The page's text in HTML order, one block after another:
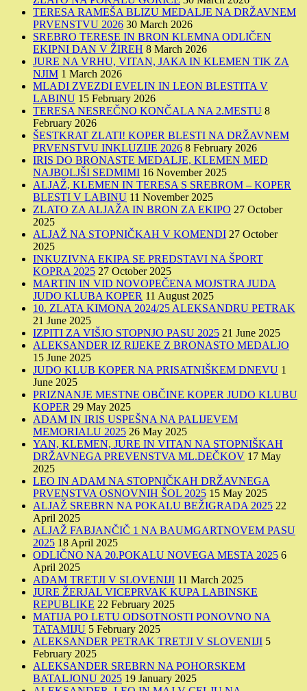
TERESA RAMEŠA BLIZU MEDALJE NA DRŽAVNEM
PRVENSTVU 2026 30 March 2026
SREBRO TERESE IN BRON KLEMNA ODLIČEN
EKIPNI DAN V ŽIREH 8 March 2026
JURE NA VRHU, VITAN, JAKA IN KLEMEN TIK ZA
NJIM 1 March 2026
MLADI ZVEZDI EVELIN IN LEON BLESTITA V
LABINU 15 February 2026
TERESA NESREČNO KONČALA NA 2.MESTU 8
February 2026
ŠESTKRAT ZLATI! KOPER BLESTI NA DRŽAVNEM
PRVENSTVU INKLUZIJE 2026 8 February 2026
IRIS DO BRONASTE MEDALJE, KLEMEN MED
NAJBOLJŠI SEDMIMI 16 November 2025
ALJAŽ, KLEMEN IN TERESA S SREBROM – KOPER
BLESTI V LABINU 11 November 2025
ZLATO ZA ALJAŽA IN BRON ZA EKIPO 27 October
2025
ALJAŽ NA STOPNIČKAH V KOMENDI 27 October
2025
INKUZIVNA EKIPA SE PREDSTAVI NA ŠPORT
KOPRA 2025 27 October 2025
MARTIN IN VID NOVOPEČENA MOJSTRA JUDA
JUDO KLUBA KOPER 11 August 2025
10. ZLATA KIMONA 2024/25 ALEKSANDRU PETRAK
21 June 2025
IZPITI ZA VIŠJO STOPNJO PASU 2025 21 June 2025
ALEKSANDER IZ RIJEKE Z BRONASTO MEDALJO
15 June 2025
JUDO KLUB KOPER NA PRISATNIŠKEM DNEVU 1
June 2025
PRIZNANJE MESTNE OBČINE KOPER JUDO KLUBU
KOPER 29 May 2025
ADAM IN IRIS USPEŠNA NA PALIJEVEM
MEMORIALU 2025 26 May 2025
YAN, KLEMEN, JURE IN VITAN NA STOPNIŠKAH
DRŽAVNEGA PREVENSTVA ML.DEČKOV 17 May
2025
LEO IN ADAM NA STOPNIČKAH DRŽAVNEGA
PRVENSTVA OSNOVNIH ŠOL 2025 15 May 2025
ALJAŽ SREBRN NA POKALU BEŽIGRADA 2025 22
April 2025
ALJAŽ FABJANČIČ 1 NA BAUMGARTNOVEM PASU
2025 18 April 2025
ODLIČNO NA 20.POKALU NOVEGA MESTA 2025 6
April 2025
ADAM TRETJI V SLOVENIJI 11 March 2025
JURE ŽERJAL VICEPRVAK KUPA LABINSKE
REPUBLIKE 22 February 2025
MATIJA PO LETU ODSOTNOSTI PONOVNO NA
TATAMIJU 5 February 2025
ALEKSANDER PETRAK TRETJI V SLOVENIJI 5
February 2025
ALEKSANDER SREBRN NA POHORSKEM
BATALJONU 2025 19 January 2025